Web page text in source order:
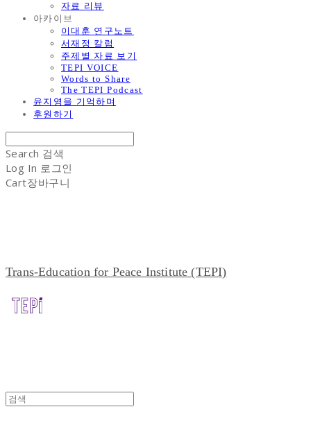
자료 리뷰
아카이브
이대훈 연구노트
서재정 칼럼
주제별 자료 보기
TEPI VOICE
Words to Share
The TEPI Podcast
윤지영을 기억하며
후원하기
Search 검색
Log In 로그인
Cart장바구니
Trans-Education for Peace Institute (TEPI)